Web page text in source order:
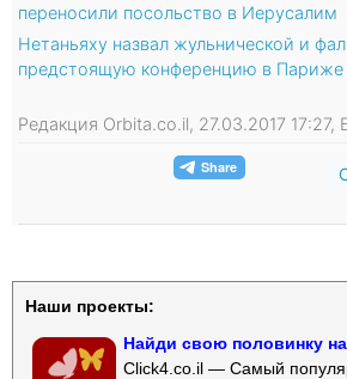
переносили посольство в Иерусалим
Нетаньяху назвал жульнической и
предстоящую конференцию в Париже
Редакция Orbita.co.il, 27.03.2017
Наши проекты:
Найди свою половинку
Click4.co.il — Самый